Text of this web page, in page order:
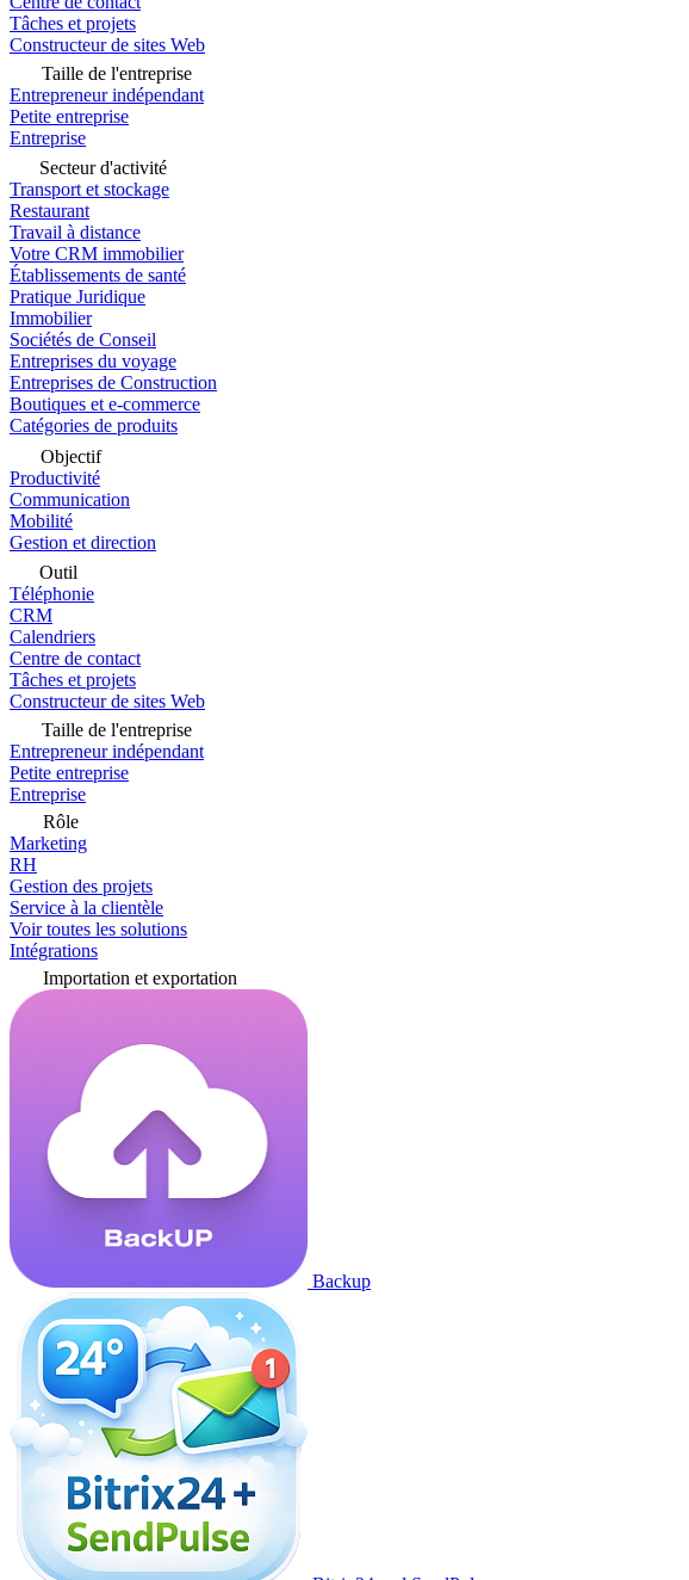
Tâches et projets
Constructeur de sites Web
Taille de l'entreprise
Entrepreneur indépendant
Petite entreprise
Entreprise
Secteur d'activité
Transport et stockage
Restaurant
Travail à distance
Votre CRM immobilier
Établissements de santé
Pratique Juridique
Immobilier
Sociétés de Conseil
Entreprises du voyage
Entreprises de Construction
Boutiques et e-commerce
Catégories de produits
Objectif
Productivité
Communication
Mobilité
Gestion et direction
Outil
Téléphonie
CRM
Calendriers
Centre de contact
Tâches et projets
Constructeur de sites Web
Taille de l'entreprise
Entrepreneur indépendant
Petite entreprise
Entreprise
Rôle
Marketing
RH
Gestion des projets
Service à la clientèle
Voir toutes les solutions
Intégrations
Importation et exportation
Backup